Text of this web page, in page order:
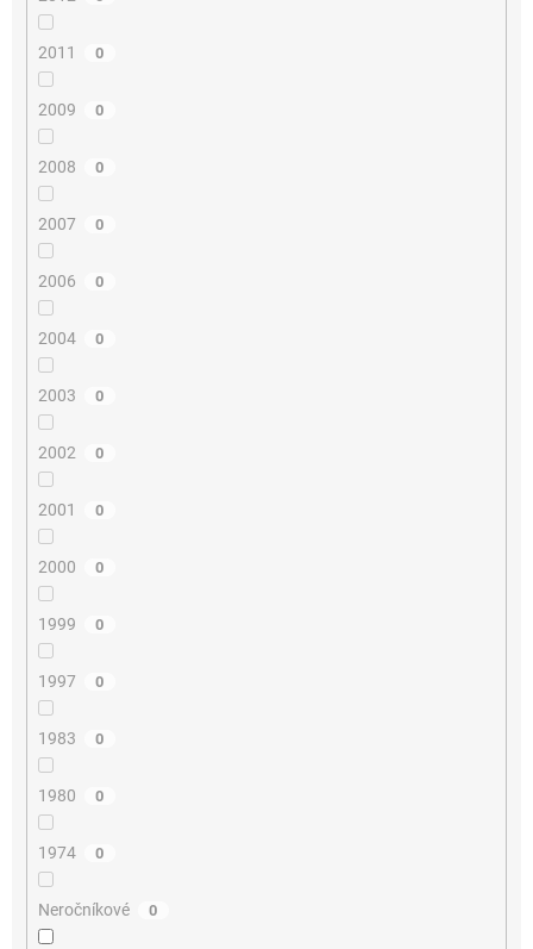
2011 0
2009 0
2008 0
2007 0
2006 0
2004 0
2003 0
2002 0
2001 0
2000 0
1999 0
1997 0
1983 0
1980 0
1974 0
Neročníkové 0